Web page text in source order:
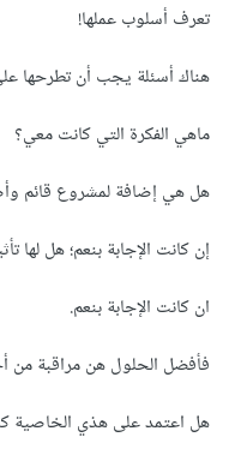
تعرف أسلوب عملها!
هناك أسئلة يجب أن تطرحها
ماهي الفكرة التي كانت معي؟
هل هي إضافة لمشروع قائم
إن كانت الإجابة بنعم؛ هل لها
ان كانت الإجابة بنعم.
فأفضل الحلول هن مراقبة من
هل اعتمد على هذي الخاصية